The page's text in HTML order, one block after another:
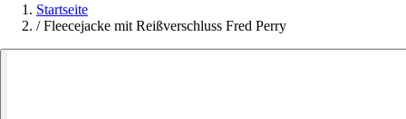
Startseite
/ Fleecejacke mit Reißverschluss Fred Perry